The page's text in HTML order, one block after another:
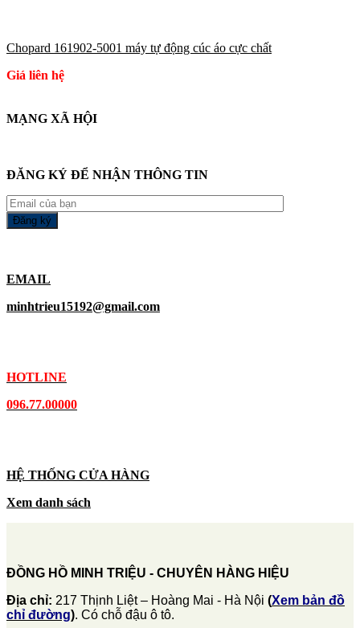
Chopard 161902-5001 máy tự động cúc áo cực chất
Giá liên hệ
MẠNG XÃ HỘI
ĐĂNG KÝ ĐỂ NHẬN THÔNG TIN
EMAIL
minhtrieu15192@gmail.com
HOTLINE
096.77.00000
HỆ THỐNG CỬA HÀNG
Xem danh sách
ĐỒNG HỒ MINH TRIỆU - CHUYÊN HÀNG HIỆU
Địa chỉ: 217 Thịnh Liệt – Hoàng Mai - Hà Nội (Xem bản đồ
chỉ đường). Có chỗ đậu ô tô.